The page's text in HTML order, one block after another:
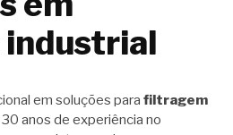
em soluções para filtragem
anos de experiência no